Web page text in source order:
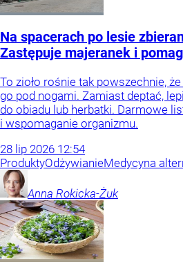
Na spacerach po lesie
Zastępuje majeranek i
To zioło rośnie tak powszechnie,
go pod nogami. Zamiast deptać,
do obiadu lub herbatki. Darmowe
i wspomaganie organizmu.
28 lip 2026 12:54
ProduktyOdżywianieMedycyna
Anna Rokicka-Żuk